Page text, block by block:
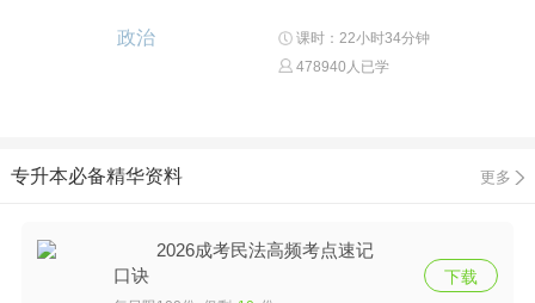
政治
课时：22小时34分钟
478940人已学
专升本必备精华资料 更多
2026成考民法高频考点速记
口诀
下载